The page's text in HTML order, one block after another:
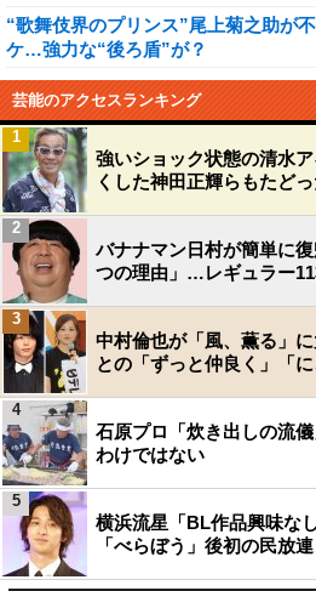
“歌舞伎界のプリンス”尾上菊之助が
ケ…強力な“後ろ盾”が？
芸能のアクセスランキング
強いショック状態の清水
くした神田正輝らもたど
1
バナナマン日村が簡単に
つの理由」…レギュラー
2
中村倫也が「風、薫る」
との「ずっと仲良く」「
3
石原プロ「炊き出しの流
わけではない
4
横浜流星「BL作品興味な
「べらぼう」後初の民放
5